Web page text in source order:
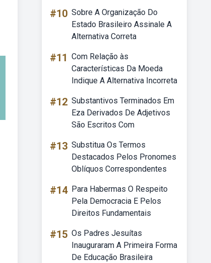
#10 Sobre A Organização Do
Estado Brasileiro Assinale A
Alternativa Correta
#11 Com Relação às
Características Da Moeda
Indique A Alternativa Incorreta
#12 Substantivos Terminados Em
Eza Derivados De Adjetivos
São Escritos Com
#13 Substitua Os Termos
Destacados Pelos Pronomes
Oblíquos Correspondentes
#14 Para Habermas O Respeito
Pela Democracia E Pelos
Direitos Fundamentais
#15 Os Padres Jesuítas
Inauguraram A Primeira Forma
De Educação Brasileira